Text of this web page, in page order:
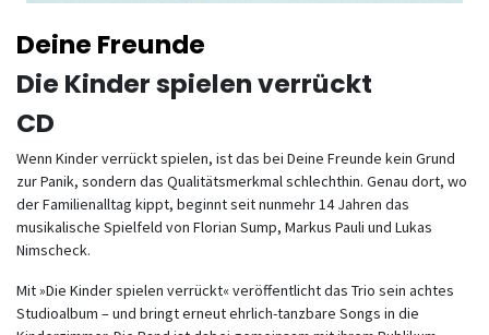
Deine Freunde
Die Kinder spielen verrückt
CD
Wenn Kinder verrückt spielen, ist das bei Deine Freunde kein Grund
zur Panik, sondern das Qualitätsmerkmal schlechthin. Genau dort, wo
der Familienalltag kippt, beginnt seit nunmehr 14 Jahren das
musikalische Spielfeld von Florian Sump, Markus Pauli und Lukas
Nimscheck.
Mit »Die Kinder spielen verrückt« veröffentlicht das Trio sein achtes
Studioalbum – und bringt erneut ehrlich-tanzbare Songs in die